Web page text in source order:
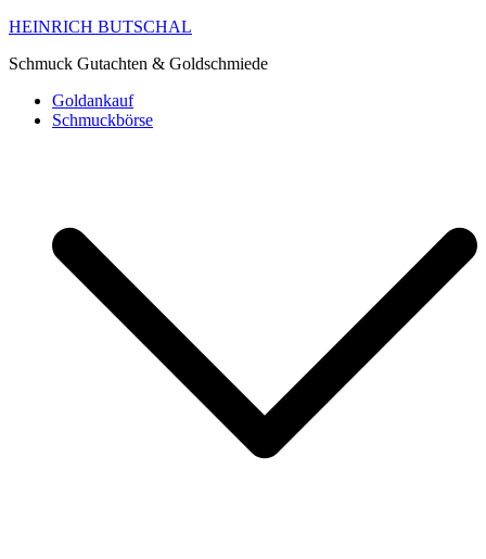
HEINRICH BUTSCHAL
Schmuck Gutachten & Goldschmiede
Goldankauf
Schmuckbörse